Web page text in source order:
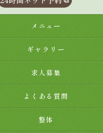
メニュー
ギャラリー
求人募集
よくある質問
整体